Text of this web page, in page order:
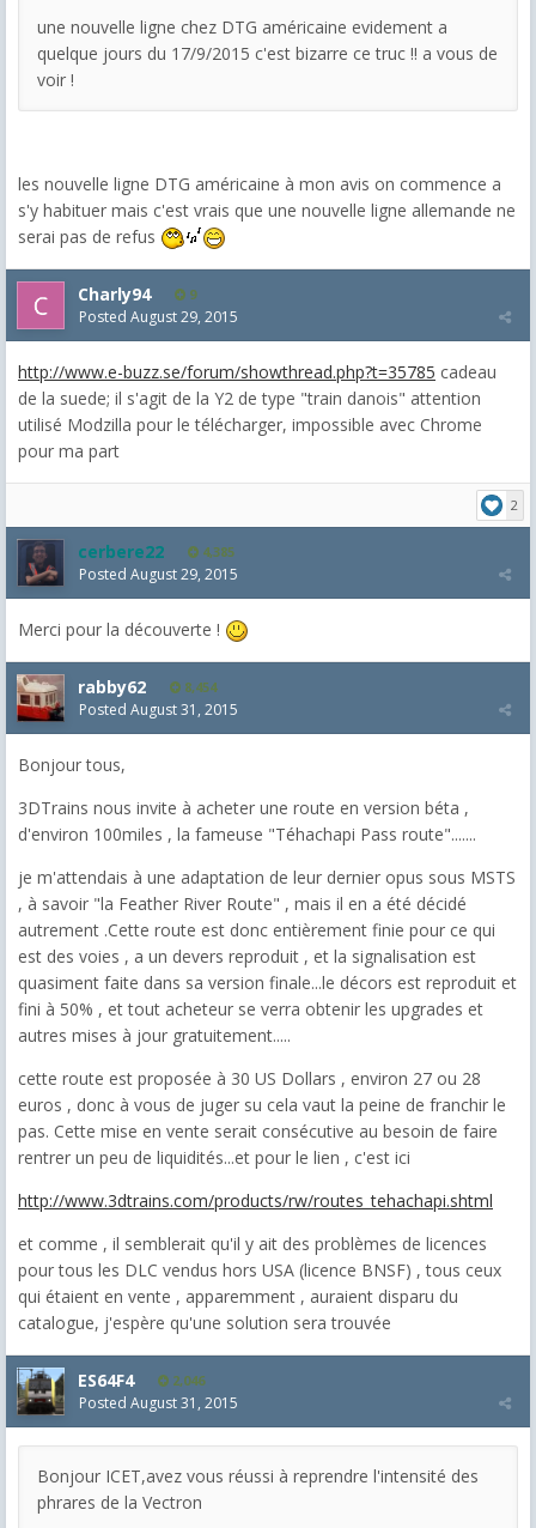
une nouvelle ligne chez DTG américaine evidement a
quelque jours du 17/9/2015 c'est bizarre ce truc !! a vous de
voir !
les nouvelle ligne DTG américaine à mon avis on commence a
s'y habituer mais c'est vrais que une nouvelle ligne allemande ne
serai pas de refus
Charly94 9
Posted August 29, 2015
http://www.e-buzz.se/forum/showthread.php?t=35785 cadeau
de la suede; il s'agit de la Y2 de type "train danois" attention
utilisé Modzilla pour le télécharger, impossible avec Chrome
pour ma part
2
cerbere22 4,385
Posted August 29, 2015
Merci pour la découverte !
rabby62 8,454
Posted August 31, 2015
Bonjour tous,
3DTrains nous invite à acheter une route en version béta ,
d'environ 100miles , la fameuse "Téhachapi Pass route".......
je m'attendais à une adaptation de leur dernier opus sous MSTS
, à savoir "la Feather River Route" , mais il en a été décidé
autrement .Cette route est donc entièrement finie pour ce qui
est des voies , a un devers reproduit , et la signalisation est
quasiment faite dans sa version finale...le décors est reproduit et
fini à 50% , et tout acheteur se verra obtenir les upgrades et
autres mises à jour gratuitement.....
cette route est proposée à 30 US Dollars , environ 27 ou 28
euros , donc à vous de juger su cela vaut la peine de franchir le
pas. Cette mise en vente serait consécutive au besoin de faire
rentrer un peu de liquidités...et pour le lien , c'est ici
http://www.3dtrains.com/products/rw/routes_tehachapi.shtml
et comme , il semblerait qu'il y ait des problèmes de licences
pour tous les DLC vendus hors USA (licence BNSF) , tous ceux
qui étaient en vente , apparemment , auraient disparu du
catalogue, j'espère qu'une solution sera trouvée
ES64F4 2,046
Posted August 31, 2015
Bonjour ICET,avez vous réussi à reprendre l'intensité des
phrares de la Vectron